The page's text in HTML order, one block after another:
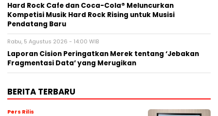
Hard Rock Cafe dan Coca-Cola® Meluncurkan
Kompetisi Musik Hard Rock Rising untuk Musisi
Pendatang Baru
Rabu, 5 Agustus 2026 - 14:00 WIB
Laporan Cision Peringatkan Merek tentang ‘Jebakan
Fragmentasi Data’ yang Merugikan
BERITA TERBARU
Pers Rilis